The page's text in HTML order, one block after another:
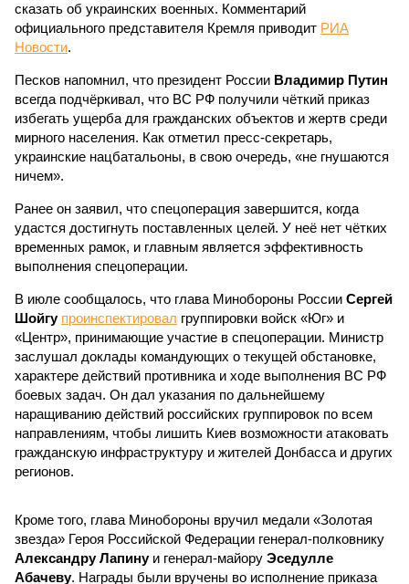
сказать об украинских военных. Комментарий
официального представителя Кремля приводит РИА
Новости.
Песков напомнил, что президент России Владимир Путин
всегда подчёркивал, что ВС РФ получили чёткий приказ
избегать ущерба для гражданских объектов и жертв среди
мирного населения. Как отметил пресс-секретарь,
украинские нацбатальоны, в свою очередь, «не гнушаются
ничем».
Ранее он заявил, что спецоперация завершится, когда
удастся достигнуть поставленных целей. У неё нет чётких
временных рамок, и главным является эффективность
выполнения спецоперации.
В июле сообщалось, что глава Минобороны России Сергей
Шойгу проинспектировал группировки войск «Юг» и
«Центр», принимающие участие в спецоперации. Министр
заслушал доклады командующих о текущей обстановке,
характере действий противника и ходе выполнения ВС РФ
боевых задач. Он дал указания по дальнейшему
наращиванию действий российских группировок по всем
направлениям, чтобы лишить Киев возможности атаковать
гражданскую инфраструктуру и жителей Донбасса и других
регионов.
Кроме того, глава Минобороны вручил медали «Золотая
звезда» Героя Российской Федерации генерал-полковнику
Александру Лапинуи генерал-майору Эседулле
Абачеву. Награды были вручены во исполнение приказа